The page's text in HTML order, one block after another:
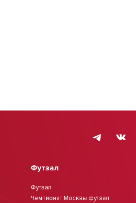
Футзал
Футзал
Чемпионат Москвы футзал